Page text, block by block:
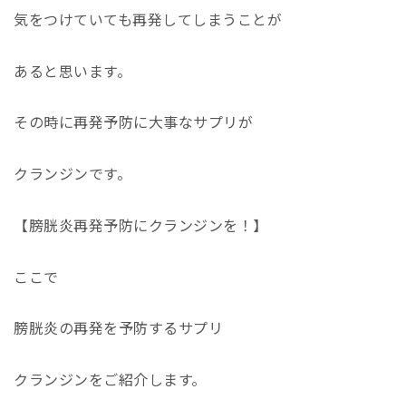
気をつけていても再発してしまうことが
あると思います。
その時に再発予防に大事なサプリが
クランジンです。
【膀胱炎再発予防にクランジンを！】
ここで
膀胱炎の再発を予防するサプリ
クランジンをご紹介します。